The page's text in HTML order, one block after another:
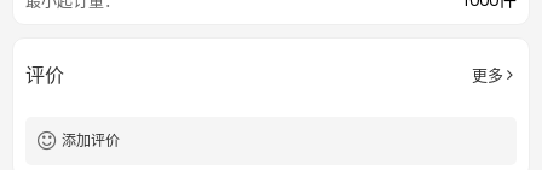
评价 更多
添加评价